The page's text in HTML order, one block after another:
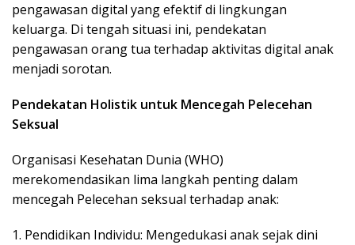
pengawasan digital yang efektif di lingkungan
keluarga. Di tengah situasi ini, pendekatan
pengawasan orang tua terhadap aktivitas digital anak
menjadi sorotan.
Pendekatan Holistik untuk Mencegah Pelecehan
Seksual
Organisasi Kesehatan Dunia (WHO)
merekomendasikan lima langkah penting dalam
mencegah Pelecehan seksual terhadap anak:
1. Pendidikan Individu: Mengedukasi anak sejak dini